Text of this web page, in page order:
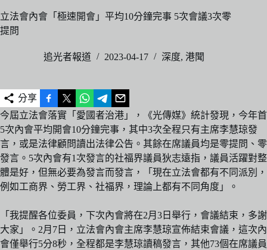
立法會內會「極速開會」平均10分鐘完事 5次會議3次零
提問
追光者報道 2023-04-17 深度, 港聞
分享
今屆立法會落實「愛國者治港」，《光傳媒》統計發現，今年首
5次內會平均開會10分鐘完事，其中3次全程只有主席李慧琼發
言，或是法律顧問讀出法律公告。其餘在席議員均是零提問、零
發言。5次內會有1次發言的社福界議員狄志遠指，議員活躍對整
體是好，但無必要為發言而發言，「現在立法會都有不同派別，
例如工商界、勞工界、社福界，理論上都有不同角度」。
「我提醒各位委員，下次內會將在2月3日舉行，會議結束，多謝
大家」。2月7日，立法會內會主席李慧琼宣佈結束會議，這次內
會僅舉行5分8秒，全程都是李慧琼讀稿發言，其他73個在席議員